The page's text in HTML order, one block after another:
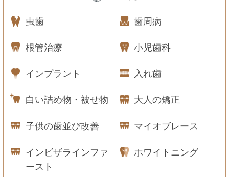
虫歯 歯周病
根管治療 小児歯科
インプラント 入れ歯
白い詰め物・被せ物 大人の矯正
子供の歯並び改善 マイオブレース
インビザラインファ
ースト
ホワイトニング